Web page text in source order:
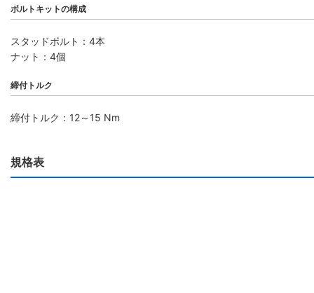
ボルトキットの構成
スタッドボルト：4本
ナット：4個
締付トルク
締付トルク：12～15 Nm
規格表